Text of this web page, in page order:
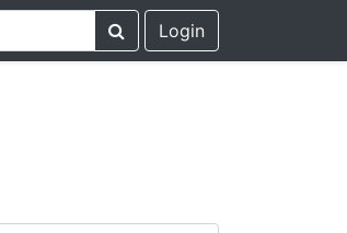
Login